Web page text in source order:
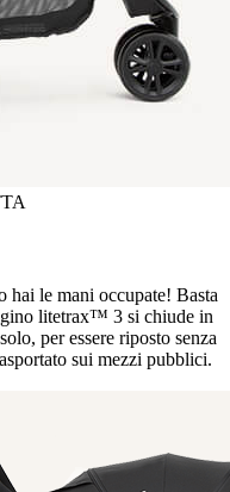
hai le mani occupate! Basta
litetrax™ 3 si chiude in
per essere riposto senza
sui mezzi pubblici.